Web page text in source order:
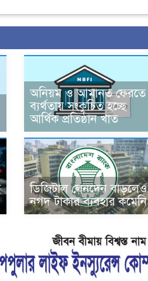
অনিয়ম ও আমানত ফেরতে
ব্যর্থতায় সংকুচিত হচ্ছে
আর্থিক প্রতিষ্ঠান খাত
ডিজিটাল লেনদেন বাড়লেও
নগদ টাকার ব্যবহার কমেনি